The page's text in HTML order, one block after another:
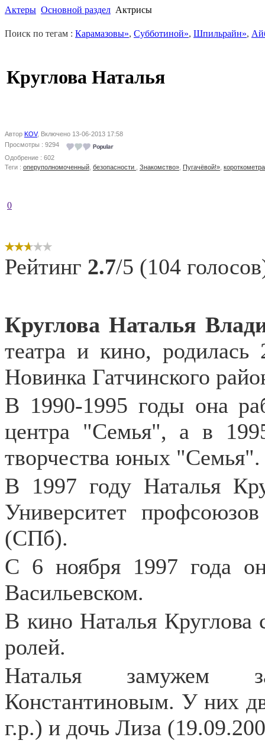
Актеры Основной раздел Актрисы
Поиск по тегам : Карамазовы», Субботиной», Шпильрайн»,
Круглова Наталья
Автор KOV, Включено 13-06-2013 17:58
Просмотры : 9294
Одобрение : 602
Теги : оперуполномоченный безопасности Знакомство» Пугачёвой!»
0
Рейтинг 2.7/5 (104
Круглова Наталья
театра и кино, родилась
Новинка Гатчинского
В 1990-1995 годы она
центра "Семья", а в
творчества юных "Семья".
В 1997 году Наталья
Университет
(СПб).
С 6 ноября 1997 года
Васильевском.
В кино Наталья Круглова
ролей.
Наталья замужем
Константиновым. У них
г.р.) и дочь Лиза